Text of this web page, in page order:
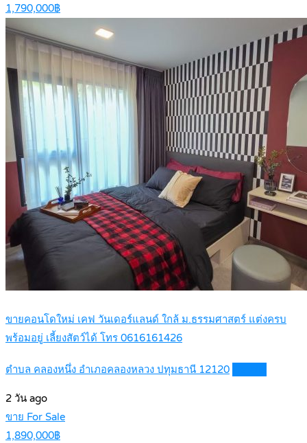
1,790,000฿
ขายคอนโดใหม่ เคฟ วันเดอร์แลนด์ ใกล้ ม.ธรรมศาสตร์ แต่งครบ
พร้อมอยู่ เลี้ยงสัตว์ได้ โทร 0616161426
ตำบล คลองหนึ่ง อำเภอคลองหลวง ปทุมธานี 12120
2 วัน ago
ขาย For Sale
1,890,000฿